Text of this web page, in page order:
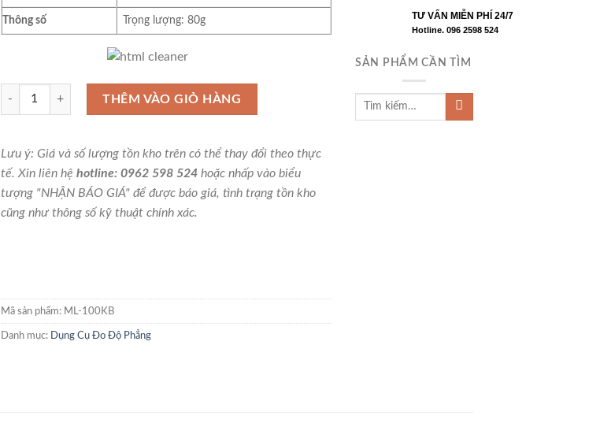
Thông số Trọng lượng: 80g
Thước thủy Mini màu đen có từ Niigata Seiki ML-100KB số lượng
THÊM VÀO GIỎ HÀNG
Lưu ý: Giá và số lượng tồn kho trên có thể thay đổi theo thực
tế. Xin liên hệ hotline: 0962 598 524 hoặc nhấp vào biểu
tượng "NHẬN BÁO GIÁ" để được báo giá, tình trạng tồn kho
cũng như thông số kỹ thuật chính xác.
Mã sản phẩm: ML-100KB
Danh mục: Dụng Cụ Đo Độ Phẳng
TƯ VẤN MIỄN PHÍ 24/7
Hotline. 096 2598 524
SẢN PHẨM CẦN TÌM